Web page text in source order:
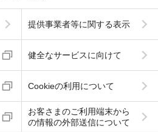
提供事業者等に関する表示
健全なサービスに向けて
Cookieの利用について
お客さまのご利用端末から
の情報の外部送信について